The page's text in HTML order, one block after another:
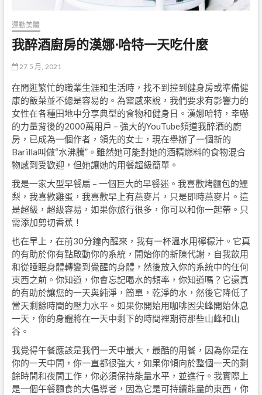
運動美體
我醉酒廚房的漢娜·哈特一天吃什麼
27 5 月, 2021
在閒逛繁忙的職業生涯和生活時，找不到撞到健身房或準備健
康的飯菜並不總是容易的。為靈感來說，我們要求有影響力的
女性在各種田地中分享典型的食物和健身日。漢娜哈特，幸嚇
的力量背後的2000萬用戶 – 強大的YouTube頻道我醉酒的廚
房，已成為一個作者，領先的女士，現在舉辦了一個新的
Barilla叫做“水沸騰”。雖然她可能對她的酒精燃料的食物混合
物感到受歡迎，但她讓她的用餐超級簡單。
我是一家大型早餐扇 – 一個巨大的早餐迷。我喜歡烤麵包的鱷
梨，我喜歡雞蛋，我喜歡早上有燕麥片，只是即時燕麥片。這
是超級，超級容易，如果你旅行很多，你可以和你一起帶。只
需添加剪切香蕉！
也在早上，在前30分鐘內醒來，我有一杯溫水用檸檬汁。它真
的有助於你有點啟動你的系統，開始你的新陳代謝，自我飲用
和從睡眠身體轉變到覺醒的身體，然後放入你的系統中的任何
東西之前。你知道，你會忘記喝水的頻率，你知道嗎？它還真
的有助於讓您的一天與純淨，簡單，乾淨的水，然後它降低了
當天剩餘時間的壓力水平。如果你開始用咖啡因尖峰開始休息
一天，你的身體將在一天中剩下的時間裡期待那些山峰和山
谷。
我覺得午餐應該是我們一天中最大，最酷的用餐，因為你是在
你的一天中間，你一直都很強大，如果你傾向於整個一天的剩
餘時間和夜間工作，你必須保持能量水平，並進行。我實際上
是一個午餐麵食的大倡導者，因為它是可持續能量的東西，你